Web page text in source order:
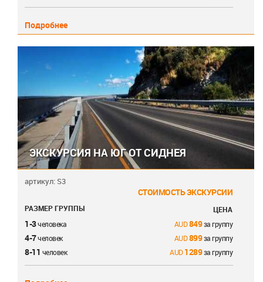
Подробнее
ЭКСКУРСИЯ НА ЮГ ОТ СИДНЕЯ
артикул: S3
СТОИМОСТЬ ЭКСКУРСИИ
РАЗМЕР ГРУППЫ ЦЕНА
1-3человека 849за группу
4-7человек 899за группу
8-11 человек 1289за группу